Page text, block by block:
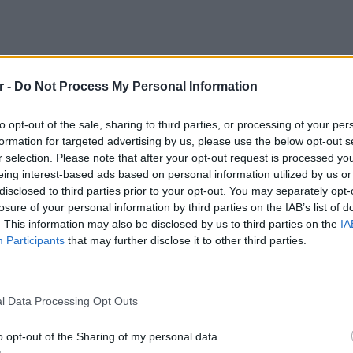
- Do Not Process My Personal Information
opt-out of the sale, sharing to third parties, or processing of your
for targeted advertising by us, please use the below opt-out
selection. Please note that after your opt-out request is processed
interest-based ads based on personal information utilized by us
to third parties prior to your opt-out. You may separately
of your personal information by third parties on the IAB’s list of
This information may also be disclosed by us to third parties on the
Participants that may further disclose it to other third parties.
Data Processing Opt Outs
opt-out of the Sharing of my personal data.
σχέση της με τον Πέτρο Φιλιππίδη όσο
του.
30 χρόνια, ήταν ένας άνθρωπος
του Πέτρου Φιλιππίδη, φάνηκε ότι οι
του, στην πραγματικότητα δεν υπήρξε
είπε αρχικά η Βίκυ Πρωτογεράκη.
το οποίο, δεν μπορούσε να τους το δώσει
δεν τους άρεσε και είχε σαν
συμπλήρωσε η ηθοποιός.